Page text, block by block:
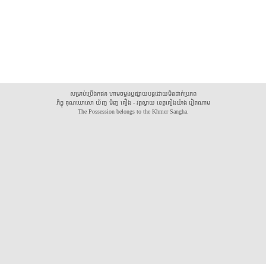
សម្រាប់ប្រើឯកជន ហាមចម្លងឬផ្សាយបន្តដោយមិនដាក់ប្រភព
ភិក្ខុ គុណឃោសោ យ័ញ មិញ គឿង - វត្តស្វាយ ខេត្តគៀងយ៉ាង វៀតណាម
The Possession belongs to the Khmer Sangha.